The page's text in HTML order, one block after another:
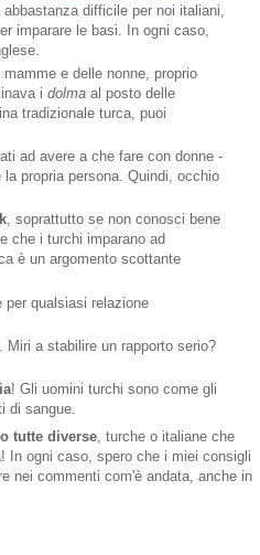
difficile per noi italiani,
imparare le basi. In ogni caso,
e delle nonne, proprio
i dolmaal posto delle
tradizionale turca, puoi
ad avere a che fare con donne -
propria persona. Quindi, occhio
, soprattutto se non conosci bene
che i turchi imparano ad
è un argomento scottante
per qualsiasi relazione
Miri a stabilire un rapporto serio?
! Gli uomini turchi sono come gli
di sangue.
tutte diverse , turche o italiane che
In ogni caso, spero che i miei consigli
nei commenti com'è andata, anche in